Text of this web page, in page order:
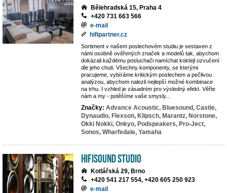
Bělehradská 15, Praha 4
+420 731 663 566
e-mail
hifipartner.cz
Sortiment v našem poslechovém studiu je sestaven z
námi osobně ověřených značek a modelů tak, abychom
dokázali každému posluchači namíchat koktejl ozvučení
dle jeho chuti. Všechny komponenty, se kterými
pracujeme, vybíráme kritickým poslechem a pečlivou
analýzou, abychom nalezli nejlepší možné kombinace
na trhu. I vzhled je zásadním pro výsledný efekt. Věřte
nám a my - potěšíme vaše smysly...
Značky: Advance Acoustic, Bluesound, Castle,
Dynaudio, Flexson, Klipsch, Marantz, Norstone,
Okki Nokki, Onkyo, Podspeakers, Pro-Ject,
Sonos, Wharfedale, Yamaha
HifiSound Studio
Kotlářská 29, Brno
+420 541 217 554, +420 605 250 923
e-mail